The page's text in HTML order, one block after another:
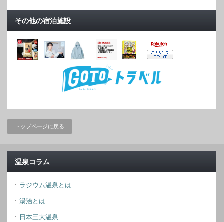
その他の宿泊施設
トップページに戻る
温泉コラム
ラジウム温泉とは
湯治とは
日本三大温泉